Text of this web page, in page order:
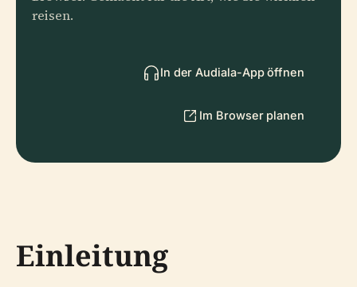
reisen.
In der Audiala-App öffnen
Im Browser planen
Einleitung